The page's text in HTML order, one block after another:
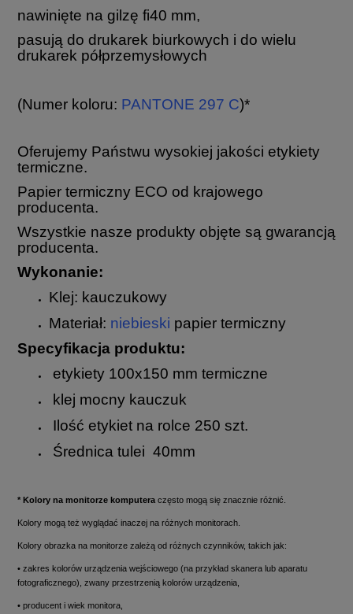
nawinięte na gilzę fi40 mm,
pasują do drukarek biurkowych i do wielu
drukarek półprzemysłowych
(Numer koloru: PANTONE 297 C)*
Oferujemy Państwu wysokiej jakości etykiety
termiczne.
Papier termiczny ECO od krajowego
producenta.
Wszystkie nasze produkty objęte są gwarancją
producenta.
Wykonanie:
Klej: kauczukowy
Materiał: niebieski papier termiczny
Specyfikacja produktu:
etykiety 100x150 mm termiczne
klej mocny kauczuk
Ilość etykiet na rolce 250 szt.
Średnica tulei 40mm
* Kolory na monitorze komputera często mogą się znacznie różnić.
Kolory mogą też wyglądać inaczej na różnych monitorach.
Kolory obrazka na monitorze zależą od różnych czynników, takich jak:
• zakres kolorów urządzenia wejściowego (na przykład skanera lub aparatu
fotograficznego), zwany przestrzenią kolorów urządzenia,
• producent i wiek monitora,